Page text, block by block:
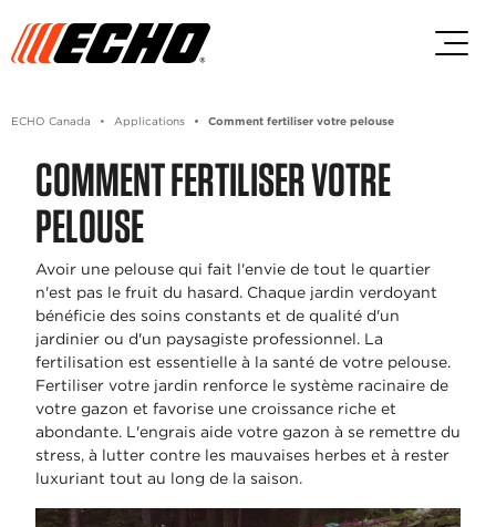
ECHO Canada Applications Comment fertiliser votre pelouse
COMMENT FERTILISER VOTRE
PELOUSE
Avoir une pelouse qui fait l'envie de tout le quartier
n'est pas le fruit du hasard. Chaque jardin verdoyant
bénéficie des soins constants et de qualité d'un
jardinier ou d'un paysagiste professionnel. La
fertilisation est essentielle à la santé de votre pelouse.
Fertiliser votre jardin renforce le système racinaire de
votre gazon et favorise une croissance riche et
abondante. L'engrais aide votre gazon à se remettre du
stress, à lutter contre les mauvaises herbes et à rester
luxuriant tout au long de la saison.